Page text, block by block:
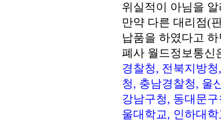
위실적이 아님을
만약 다른 대리점(
납품을 하였다고
폐사 월드정보통신
경찰청, 전북지방
청, 충남경찰청, 울
강남구청, 동대문
울대학교, 인하대